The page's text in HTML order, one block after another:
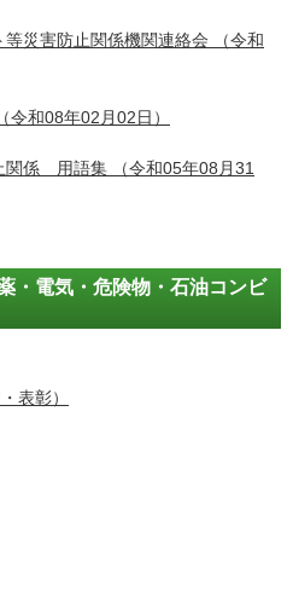
災害防止関係機関連絡会 （令和
（令和08年02月02日）
関係 用語集 （令和05年08月31
・電気・危険物・石油コンビ
表彰）